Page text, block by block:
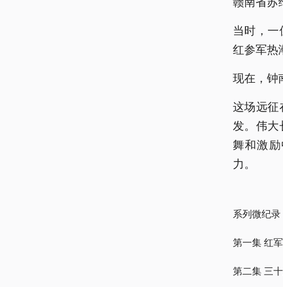
当时，
红参军热
现在，钟
这场远征
发。伟
舞和激
力。
系列微纪
第一集 红
第二集 三